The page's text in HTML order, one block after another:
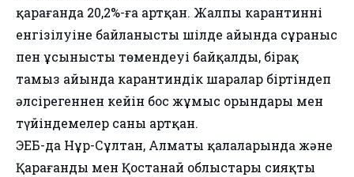
қарағанда 20,2%-ға артқан. Жалпы карантиннің
енгізілуіне байланысты шілде айында сұраныс
пен ұсыныстың төмендеуі байқалды, бірақ
тамыз айында карантиндік шаралар біртіндеп
әлсірегеннен кейін бос жұмыс орындары мен
түйіндемелер саны артқан.
ЭЕБ-да Нұр-Сұлтан, Алматы қалаларында және
Қарағанды мен Қостанай облыстары сияқты